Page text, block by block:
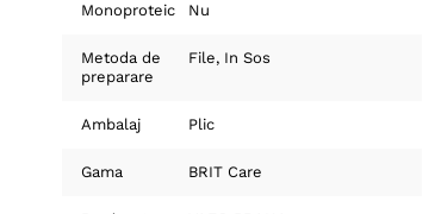
Monoproteic Nu
Metoda de
preparare
File In Sos
Ambalaj Plic
Gama BRIT Care